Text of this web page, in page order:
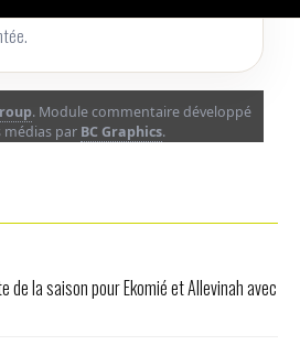
un retour utile, une précision ou
. Module commentaire développé
médias par BC Graphics.
de la saison pour Ekomié et Allevinah avec